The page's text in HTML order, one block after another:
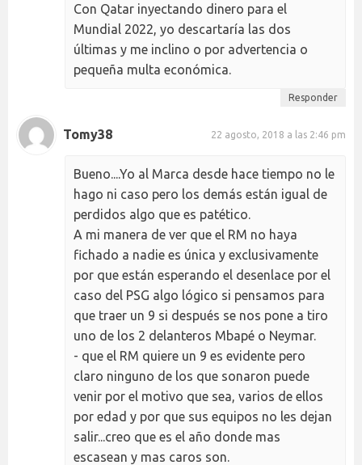
Con Qatar inyectando dinero para el
Mundial 2022, yo descartaría las dos
últimas y me inclino o por advertencia o
pequeña multa económica.
Responder
Tomy38 22 agosto, 2018 a las 2:46 pm
Bueno....Yo al Marca desde hace tiempo no le
hago ni caso pero los demás están igual de
perdidos algo que es patético.
A mi manera de ver que el RM no haya
fichado a nadie es única y exclusivamente
por que están esperando el desenlace por el
caso del PSG algo lógico si pensamos para
que traer un 9 si después se nos pone a tiro
uno de los 2 delanteros Mbapé o Neymar.
- que el RM quiere un 9 es evidente pero
claro ninguno de los que sonaron puede
venir por el motivo que sea, varios de ellos
por edad y por que sus equipos no les dejan
salir...creo que es el año donde mas
escasean y mas caros son.